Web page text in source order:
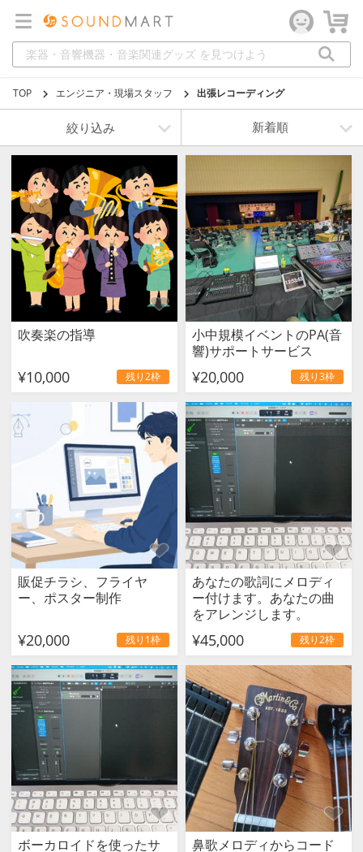
TOP エンジニア・現場スタッフ 出張レコーディング
絞り込み
吹奏楽の指導
¥10,000 残り2枠
小中規模イベントのPA(音
響)サポートサービス
¥20,000 残り3枠
販促チラシ、フライヤ
ー、ポスター制作
¥20,000 残り1枠
あなたの歌詞にメロディ
ー付けます。あなたの曲
をアレンジします。
¥45,000 残り2枠
ボーカロイドを使ったサ
鼻歌メロディからコード